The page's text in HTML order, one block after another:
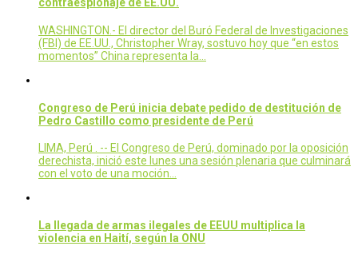
contraespionaje de EE.UU.
WASHINGTON.- El director del Buró Federal de Investigaciones
(FBI) de EE.UU., Christopher Wray, sostuvo hoy que “en estos
momentos” China representa la…
Congreso de Perú inicia debate pedido de destitución de
Pedro Castillo como presidente de Perú
LIMA, Perú . -- El Congreso de Perú, dominado por la oposición
derechista, inició este lunes una sesión plenaria que culminará
con el voto de una moción…
La llegada de armas ilegales de EEUU multiplica la
violencia en Haití, según la ONU